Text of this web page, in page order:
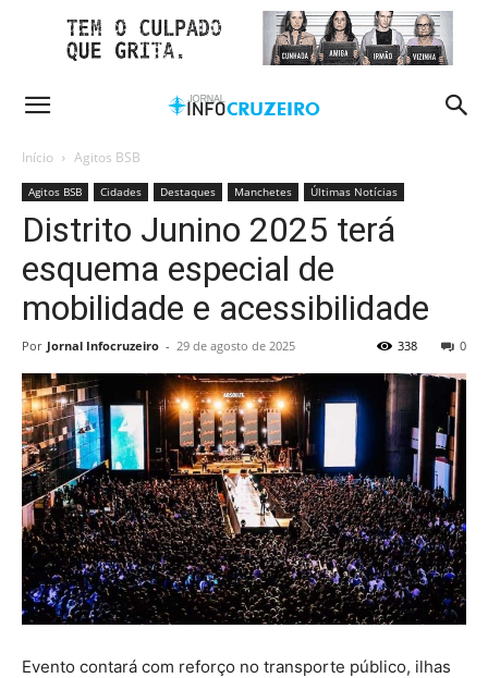
Início Agitos BSB
Agitos BSB Cidades Destaques Manchetes Últimas Notícias
Distrito Junino 2025 terá
esquema especial de
mobilidade e acessibilidade
Por Jornal Infocruzeiro - 29 de agosto de 2025 0
338
Evento contará com reforço no transporte público, ilhas